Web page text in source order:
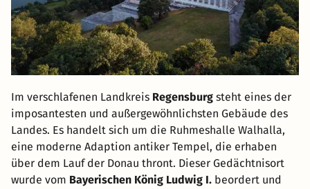
Im verschlafenen Landkreis Regensburg steht eines der
imposantesten und außergewöhnlichsten Gebäude des
Landes. Es handelt sich um die Ruhmeshalle Walhalla,
eine moderne Adaption antiker Tempel, die erhaben
über dem Lauf der Donau thront. Dieser Gedächtnisort
wurde vom Bayerischen König Ludwig I. beordert und